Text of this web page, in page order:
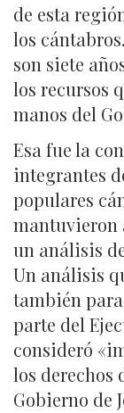
de esta
los
son siete
los recursos
manos del
Esa fue la
integrantes
populares
mantuvieron
un análisis
Un análisis
también
parte del
consideró
los derechos
Gobierno de